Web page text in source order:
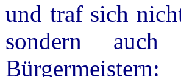
und traf sich
sondern auch